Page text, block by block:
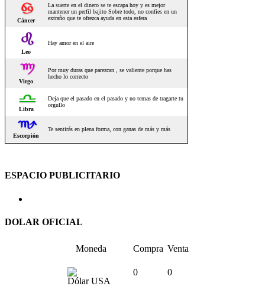
ESPACIO PUBLICITARIO
DOLAR OFICIAL
Moneda Compra Venta
Dólar USA
0 0